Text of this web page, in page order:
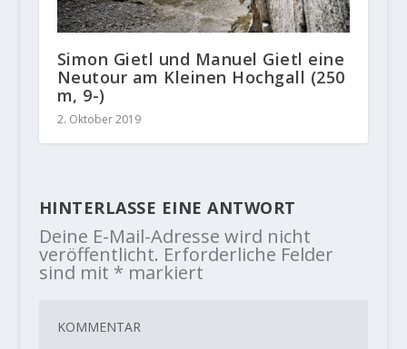
Simon Gietl und Manuel Gietl eine
Neutour am Kleinen Hochgall (250
m, 9-)
2. Oktober 2019
HINTERLASSE EINE ANTWORT
Deine E-Mail-Adresse wird nicht
veröffentlicht. Erforderliche Felder
sind mit * markiert